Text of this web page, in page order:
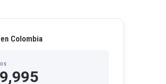
Colombia